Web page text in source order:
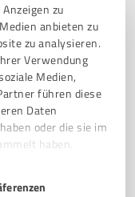
zu
anbieten zu
zu analysieren.
Verwendung
Medien,
führen diese
Daten
oder die sie im
haben.
BAUPROJEKTE
zentrum-holz.de/